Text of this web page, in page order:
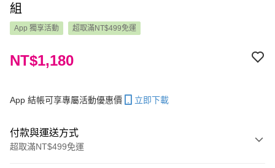
組
App 獨享活動 超取滿NT$499免運
NT$1,180
App 結帳可享專屬活動優惠價 立即下載
付款與運送方式
超取滿NT$499免運